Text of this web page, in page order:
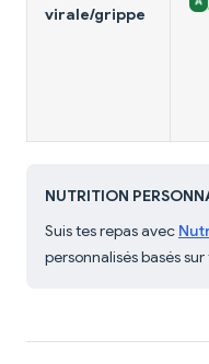
virale/grippe
NUTRITION
Suis tes repas avec
personnalisés basés